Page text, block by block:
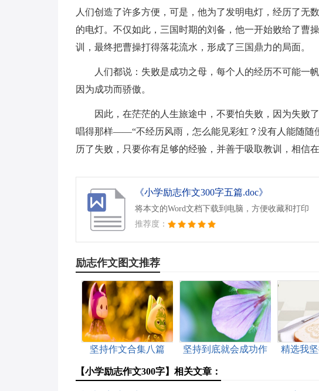
人们创造了许多方便，可是，他为了发明电灯，经历了无
的电灯。不仅如此，三国时期的刘备，他一开始败给了曹
训，最终把曹操打得落花流水，形成了三国鼎力的局面。
人们都说：失败是成功之母，每个人的经历不可能一
因为成功而骄傲。
因此，在茫茫的人生旅途中，不要怕失败，因为失败
唱得那样——“不经历风雨，怎么能见彩虹？没有人能随随便
历了失败，只要你有足够的经验，并善于吸取教训，相信
《小学励志作文300字五篇.doc》
将本文的Word文档下载到电脑，方便收藏和打印
推荐度：
励志作文图文推荐
坚持作文合集八篇
坚持到底就会成功作
精选我
【小学励志作文300字】相关文章：